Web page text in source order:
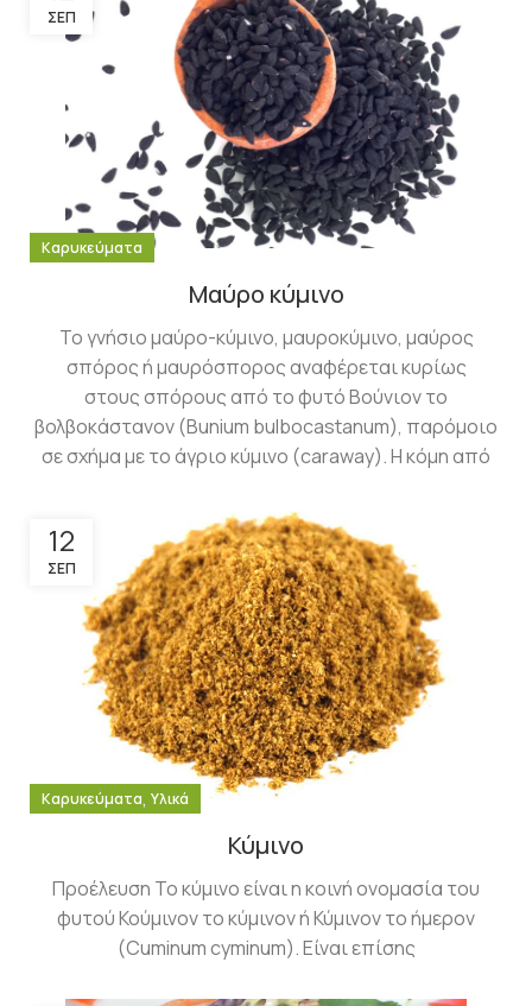
ΣΕΠ
Καρυκεύματα
Μαύρο κύμινο
Το γνήσιο μαύρο-κύμινο, μαυροκύμινο, μαύρος
σπόρος ή μαυρόσπορος αναφέρεται κυρίως
στους σπόρους από το φυτό Βούνιον το
βολβοκάστανον (Bunium bulbocastanum), παρόμοιο
σε σχήμα με το άγριο κύμινο (caraway). Η κόμη από
12
ΣΕΠ
Καρυκεύματα, Υλικά
Κύμινο
Προέλευση Το κύμινο είναι η κοινή ονομασία του
φυτού Κούμινον το κύμινον ή Κύμινον το ήμερον
(Cuminum cyminum). Είναι επίσης